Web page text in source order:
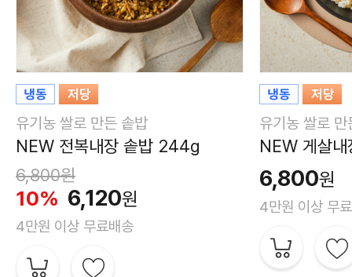
유기농 쌀로 만든 솥밥
NEW 전복내장 솥밥 244g
6,800원
10% 6,120원
4만원 이상 무료배송
유기농 쌀로 만
NEW 게살
6,800원
4만원 이상 무